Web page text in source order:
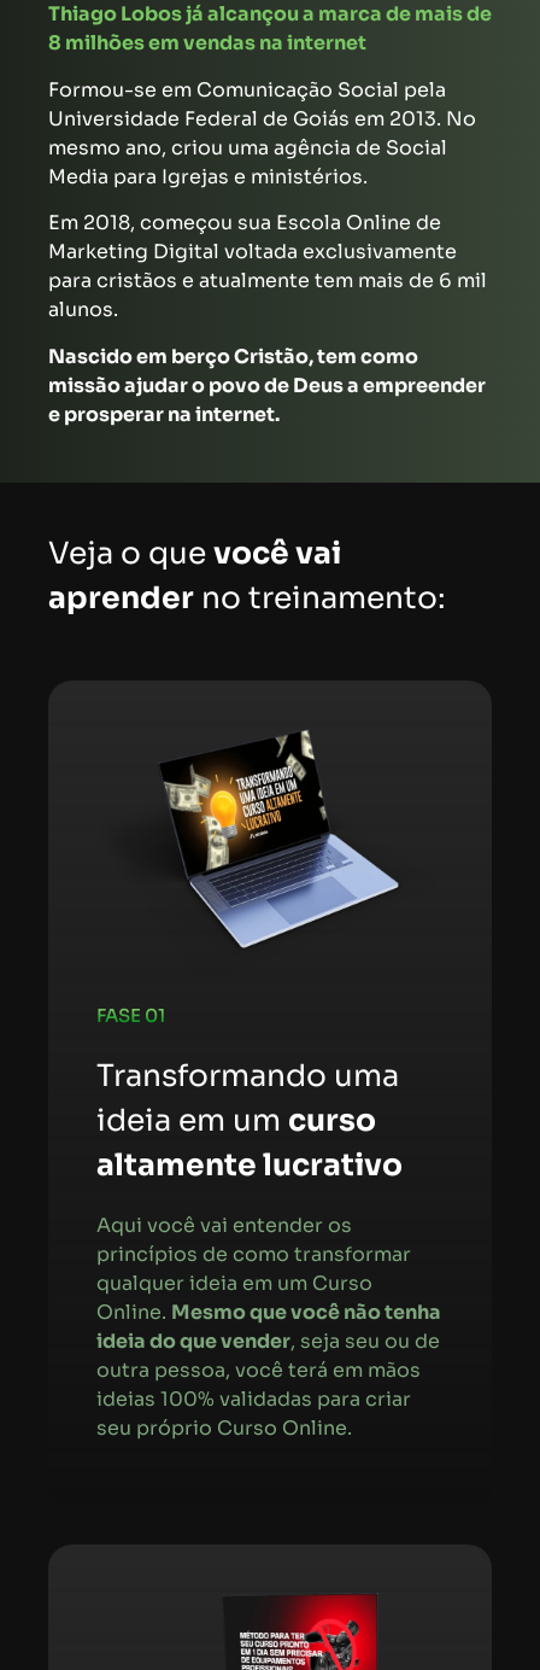
Thiago Lobos já alcançou a marca de mais de
8 milhões em vendas na internet
Formou-se em Comunicação Social pela
Universidade Federal de Goiás em 2013. No
mesmo ano, criou uma agência de Social
Media para Igrejas e ministérios.
Em 2018, começou sua Escola Online de
Marketing Digital voltada exclusivamente
para cristãos e atualmente tem mais de 6 mil
alunos.
Nascido em berço Cristão, tem como
missãoajudar o povo de Deus a empreender
e prosperar na internet.
Veja o quevocê vai
aprender no treinamento:
FASE 01
Transformando uma
ideia em um curso
altamente lucrativo
Aqui você vai entender os
princípios de como transformar
qualquer ideia em um Curso
Online. Mesmo que você não tenha
ideia do que vender, seja seu ou de
outra pessoa, você terá em mãos
ideias 100% validadas para criar
seu próprio Curso Online.